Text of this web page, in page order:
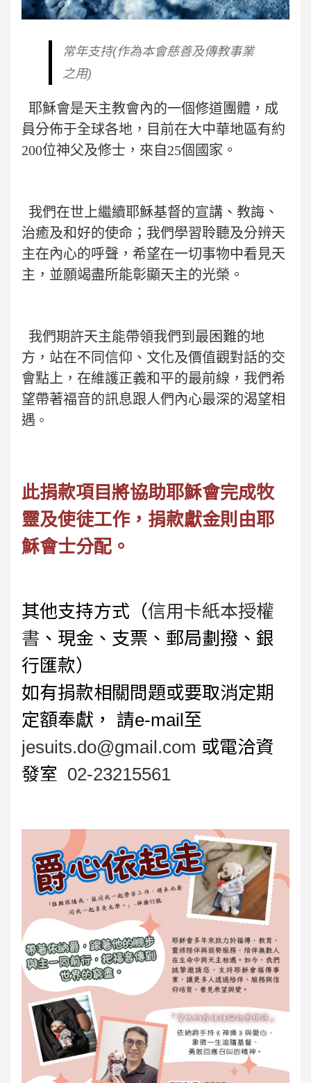
常年支持(作為本會慈善及傳教事業
之用)
耶穌會是天主教會內的一個修道團體，成
員分佈于全球各地，目前在大中華地區有約
200位神父及修士，來自25個國家。
我們在世上繼續耶穌基督的宣講、教誨、
治癒及和好的使命；我們學習聆聽及分辨天
主在內心的呼聲，希望在一切事物中看見天
主，並願竭盡所能彰顯天主的光榮。
我們期許天主能帶領我們到最困難的地
方，站在不同信仰、文化及價值觀對話的交
會點上，在維護正義和平的最前線，我們希
望帶著福音的訊息跟人們內心最深的渴望相
遇 。
此捐款項目將協助耶穌會完成牧
靈及使徒工作，捐款獻金則由耶
穌會士分配。
其他支持方式（信用卡紙本授權
書 、現金、支票、郵局劃撥、銀
行匯款）
如有捐款相關問題或要取消定期
定額奉獻， 請e-mail至
jesuits.do@gmail.com 或電洽資
發室 02-23215561